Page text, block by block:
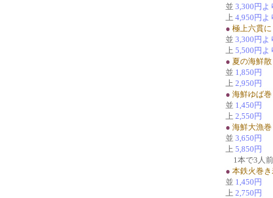
並 3,300円よ
上 4,950円よ
● 極上六貫
並 3,300円よ
上 5,500円よ
● 夏の海鮮
並 1,850円
上 2,950円
● 海鮮ゆば
並 1,450円
上 2,550円
● 海鮮大漁
並 3,650円
上 5,850円
1本で3人
● 本鉄火巻
並 1,450円
上 2,750円